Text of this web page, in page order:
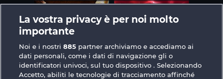
SIMPLY THE BEST ROYAL SEVEN
La vostra privacy è per noi molto
importante
Noi e i nostri885 partner archiviamo e accediamo ai
dati personali, come i dati di navigazione gli o
identificatori univoci, sul tuo dispositivo . Selezionando
Accetto, abiliti le tecnologie di tracciamento affinché